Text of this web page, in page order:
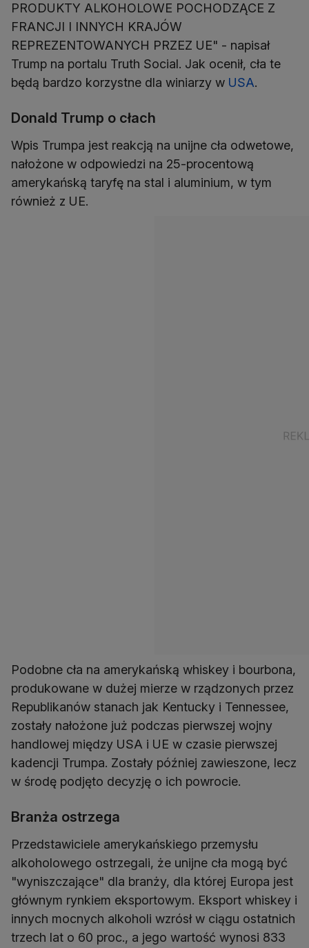
PRODUKTY ALKOHOLOWE POCHODZĄCE Z
FRANCJI I INNYCH KRAJÓW
REPREZENTOWANYCH PRZEZ UE" - napisał
Trump na portalu Truth Social. Jak ocenił, cła te
będą bardzo korzystne dla winiarzy w USA.
Donald Trump o cłach
Wpis Trumpa jest reakcją na unijne cła odwetowe,
nałożone w odpowiedzi na 25-procentową
amerykańską taryfę na stal i aluminium, w tym
również z UE.
Podobne cła na amerykańską whiskey i bourbona,
produkowane w dużej mierze w rządzonych przez
Republikanów stanach jak Kentucky i Tennessee,
zostały nałożone już podczas pierwszej wojny
handlowej między USA i UE w czasie pierwszej
kadencji Trumpa. Zostały później zawieszone, lecz
w środę podjęto decyzję o ich powrocie.
Branża ostrzega
Przedstawiciele amerykańskiego przemysłu
alkoholowego ostrzegali, że unijne cła mogą być
"wyniszczające" dla branży, dla której Europa jest
głównym rynkiem eksportowym. Eksport whiskey i
innych mocnych alkoholi wzrósł w ciągu ostatnich
trzech lat o 60 proc., a jego wartość wynosi 833